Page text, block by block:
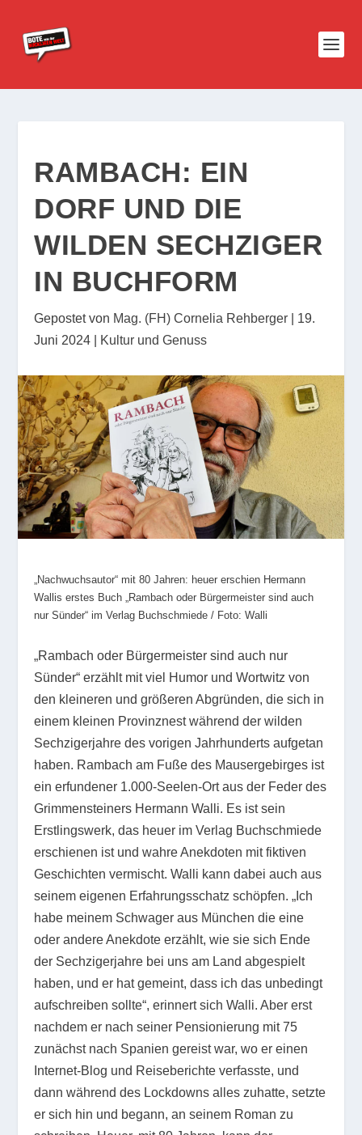
RAMBACH: EIN
DORF UND DIE
WILDEN SECHZIGER
IN BUCHFORM
Gepostet von Mag. (FH) Cornelia Rehberger
19.
Juni 2024
Kultur und Genuss
„Nachwuchsautor“ mit 80 Jahren: heuer erschien Hermann
Wallis erstes Buch „Rambach oder Bürgermeister sind auch
nur Sünder“ im Verlag Buchschmiede / Foto: Walli
„Rambach oder Bürgermeister sind auch nur
Sünder“ erzählt mit viel Humor und Wortwitz von
den kleineren und größeren Abgründen, die sich in
einem kleinen Provinznest während der wilden
Sechzigerjahre des vorigen Jahrhunderts aufgetan
haben. Rambach am Fuße des Mausergebirges ist
ein erfundener 1.000-Seelen-Ort aus der Feder des
Grimmensteiners Hermann Walli. Es ist sein
Erstlingswerk, das heuer im Verlag Buchschmiede
erschienen ist und wahre Anekdoten mit fiktiven
Geschichten vermischt. Walli kann dabei auch aus
seinem eigenen Erfahrungsschatz schöpfen. „Ich
habe meinem Schwager aus München die eine
oder andere Anekdote erzählt, wie sie sich Ende
der Sechzigerjahre bei uns am Land abgespielt
haben, und er hat gemeint, dass ich das unbedingt
aufschreiben sollte“, erinnert sich Walli. Aber erst
nachdem er nach seiner Pensionierung mit 75
zunächst nach Spanien gereist war, wo er einen
Internet-Blog und Reiseberichte verfasste, und
dann während des Lockdowns alles zuhatte, setzte
er sich hin und begann, an seinem Roman zu